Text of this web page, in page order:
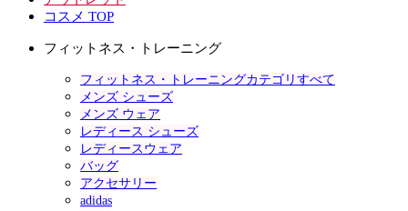
コスメ TOP
フィットネス・トレーニング
フィットネス・トレーニングカテゴリすべて
メンズ シューズ
メンズ ウェア
レディース シューズ
レディースウェア
バッグ
アクセサリー
adidas